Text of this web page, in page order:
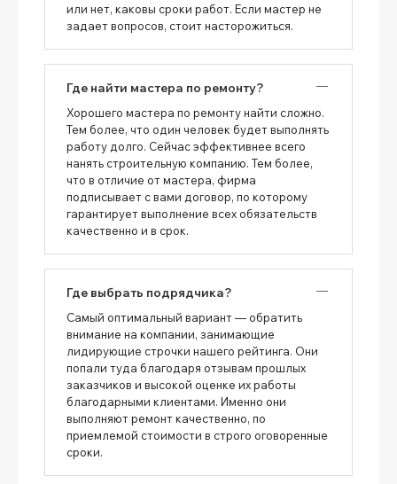
или нет, каковы сроки работ. Если мастер не
задает вопросов, стоит насторожиться.
Где найти мастера по ремонту?
Хорошего мастера по ремонту найти сложно.
Тем более, что один человек будет выполнять
работу долго. Сейчас эффективнее всего
нанять строительную компанию. Тем более,
что в отличие от мастера, фирма
подписывает с вами договор, по которому
гарантирует выполнение всех обязательств
качественно и в срок.
Где выбрать подрядчика?
Самый оптимальный вариант — обратить
внимание на компании, занимающие
лидирующие строчки нашего рейтинга. Они
попали туда благодаря отзывам прошлых
заказчиков и высокой оценке их работы
благодарными клиентами. Именно они
выполняют ремонт качественно, по
приемлемой стоимости в строго оговоренные
сроки.